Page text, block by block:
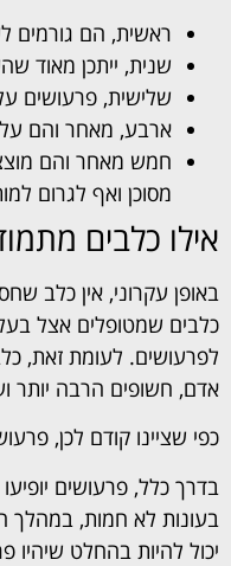
ראשית, הם גורמים
שנית, ייתכן מאוד
שלישית, פרעושים
ארבע, מאחר והם
חמש מאחר והם
מסוכן ואף לגרום
אילו כלבים
באופן עקרוני, אין כלב
כלבים שמטופלים אצל
לפרעושים. לעומת זאת,
אדם, חשופים הרבה יותר
כפי שציינו קודם לכן,
בדרך כלל, פרעושים
בעונות לא חמות, במהלך
יכול להיות בהחלט